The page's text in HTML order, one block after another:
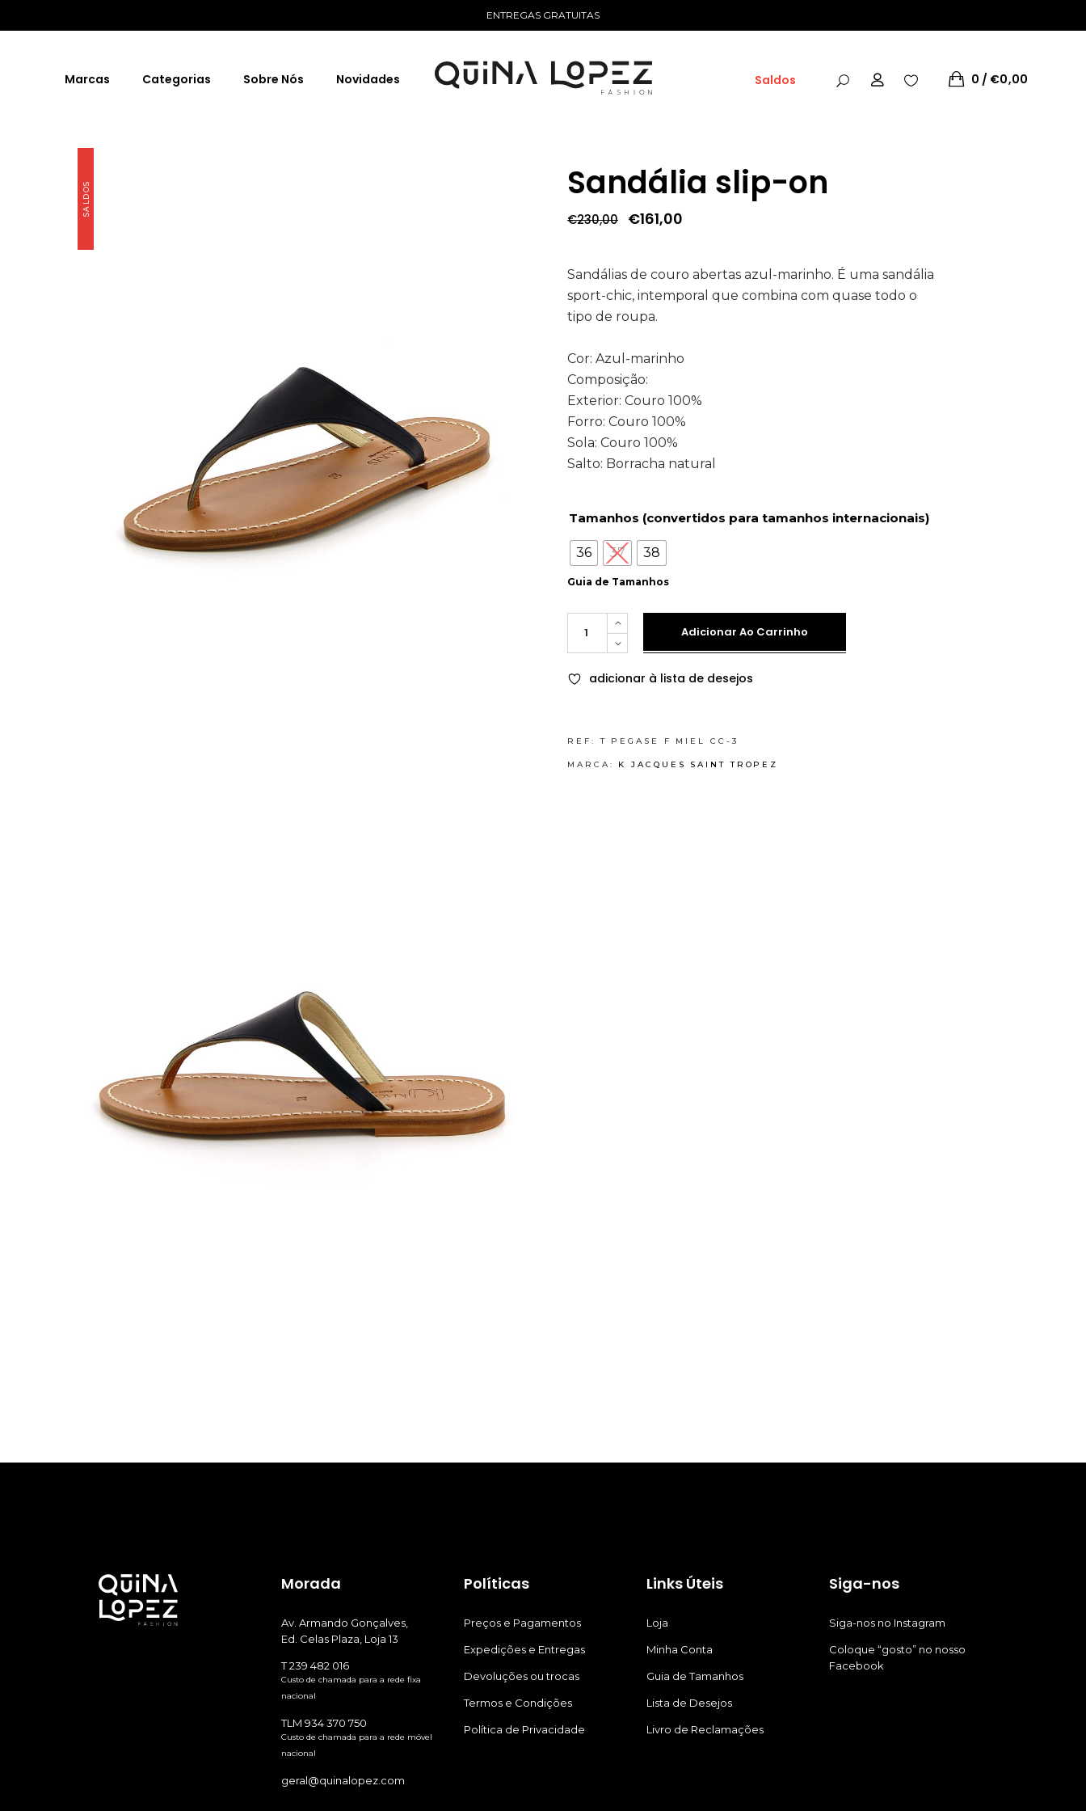
ENTREGAS GRATUITAS
Marcas Categorias Sobre Nós Novidades Saldos 0 €0,00
SALDOS Sandália slip-on
€230,00 O
preço
€230,00.
€161,00
€161,00.
Sandálias de couro abertas azul-marinho. É uma sandália
sport-chic, intemporal que combina com quase todo o
tipo de roupa.
Cor: Azul-marinho
Composição:
Exterior: Couro 100%
Forro: Couro 100%
Sola: Couro 100%
Salto: Borracha natural
Guia de Tamanhos
Tamanhos (convertidos para tamanhos internacionais)
36 37 38
Quantity
Adicionar Ao Carrinho
adicionar à lista de desejos
REF:T PEGASE F MIEL CC-3
MARCA: K JACQUES SAINT TROPEZ
Morada
Av. Armando Gonçalves,
Ed. Celas Plaza, Loja 13
T 239 482 016
Custo de chamada para a rede fixa
nacional
TLM 934 370 750
Custo de chamada para a rede móvel
nacional
geral@quinalopez.com
Políticas
Preços e Pagamentos
Expedições e Entregas
Devoluções ou trocas
Termos e Condições
Política de Privacidade
Links Úteis
Loja
Minha Conta
Guia de Tamanhos
Lista de Desejos
Livro de Reclamações
Siga-nos
Siga-nos no Instagram
Coloque “gosto” no nosso
Facebook